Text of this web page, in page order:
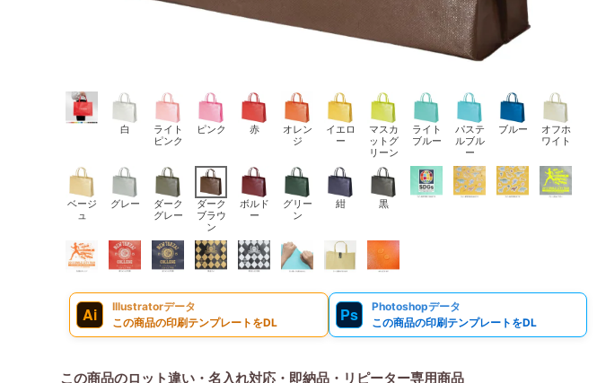
白
ライト
ピンク
ピンク 赤
オレン
ジ
イエロ
ー
マスカ
ットグ
リーン
ライト
ブルー
パステ
ルブル
ー
ブルー
オフホ
ワイト
ベージ
ュ
グレー
ダーク
グレー
ダーク
ブラウ
ン
ボルド
ー
グリー
ン
紺 黒
Ai
Illustratorデータ
この商品の印刷テンプレートをDL
Ps
Photoshopデータ
この商品の印刷テンプレートをDL
この商品のロット違い・名入れ対応・即納品・リピーター専用商品